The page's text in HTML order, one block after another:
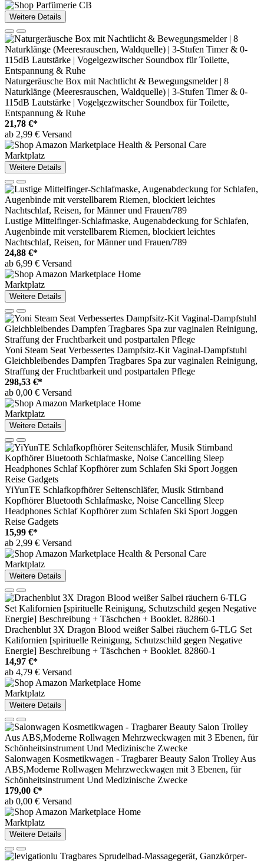
Weitere Details
Naturgeräusche Box mit Nachtlicht & Bewegungsmelder | 8
Naturklänge (Meeresrauschen, Waldquelle) | 3-Stufen Timer & 0-
115dB Lautstärke | Vogelgezwitscher Soundbox für Toilette,
Entspannung & Ruhe
21,78 €*
ab 2,99 € Versand
Marktplatz
Weitere Details
Lustige Mittelfinger-Schlafmaske, Augenabdeckung for Schlafen,
Augenbinde mit verstellbarem Riemen, blockiert leichtes
Nachtschlaf, Reisen, for Männer und Frauen/789
24,88 €*
ab 6,99 € Versand
Marktplatz
Weitere Details
Yoni Steam Seat Verbessertes Dampfsitz-Kit Vaginal-Dampfstuhl
Gleichbleibendes Dampfen Tragbares Spa zur vaginalen Reinigung,
Straffung der Fruchtbarkeit und postpartalen Pflege
298,53 €*
ab 0,00 € Versand
Marktplatz
Weitere Details
YiYunTE Schlafkopfhörer Seitenschläfer, Musik Stirnband
Kopfhörer Bluetooth Schlafmaske, Noise Cancelling Sleep
Headphones Schlaf Kopfhörer zum Schlafen Ski Sport Joggen
Reise Gadgets
15,99 €*
ab 2,99 € Versand
Marktplatz
Weitere Details
Drachenblut 3X Dragon Blood weißer Salbei räuchern 6-TLG Set
Kalifornien [spirituelle Reinigung, Schutzschild gegen Negative
Energie] Beschreibung + Täschchen + Booklet. 82860-1
14,97 €*
ab 4,79 € Versand
Marktplatz
Weitere Details
Salonwagen Kosmetikwagen - Tragbarer Beauty Salon Trolley Aus
ABS,Moderne Rollwagen Mehrzweckwagen mit 3 Ebenen, für
Schönheitsinstrument Und Medizinische Zwecke
179,00 €*
ab 0,00 € Versand
Marktplatz
Weitere Details